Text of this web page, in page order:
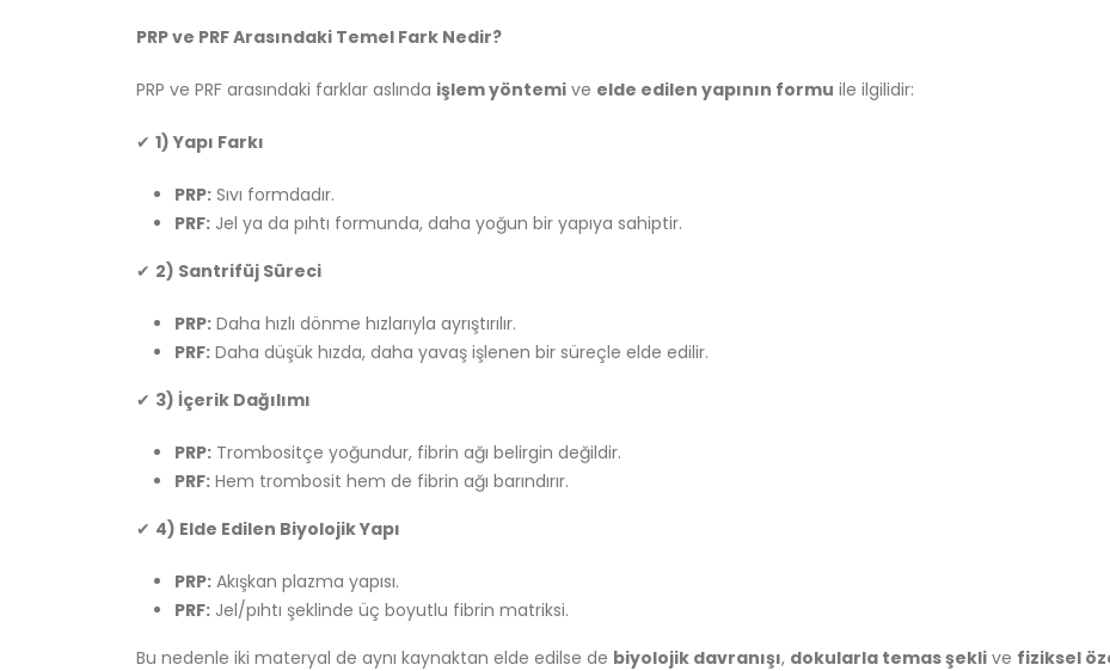
PRP ve PRF Arasındaki Temel Fark Nedir?
PRP ve PRF arasındaki farklar aslında işlem yöntemi ve elde edilen yapının formu ile ilgilidir:
✔ 1) Yapı Farkı
PRP: Sıvı formdadır.
PRF: Jel ya da pıhtı formunda, daha yoğun bir yapıya sahiptir.
✔ 2) Santrifüj Süreci
PRP: Daha hızlı dönme hızlarıyla ayrıştırılır.
PRF: Daha düşük hızda, daha yavaş işlenen bir süreçle elde edilir.
✔ 3) İçerik Dağılımı
PRP: Trombositçe yoğundur, fibrin ağı belirgin değildir.
PRF: Hem trombosit hem de fibrin ağı barındırır.
✔ 4) Elde Edilen Biyolojik Yapı
PRP: Akışkan plazma yapısı.
PRF: Jel/pıhtı şeklinde üç boyutlu fibrin matriksi.
Bu nedenle iki materyal de aynı kaynaktan elde edilse de biyolojik davranışı, dokularla temas şekli ve fiziksel